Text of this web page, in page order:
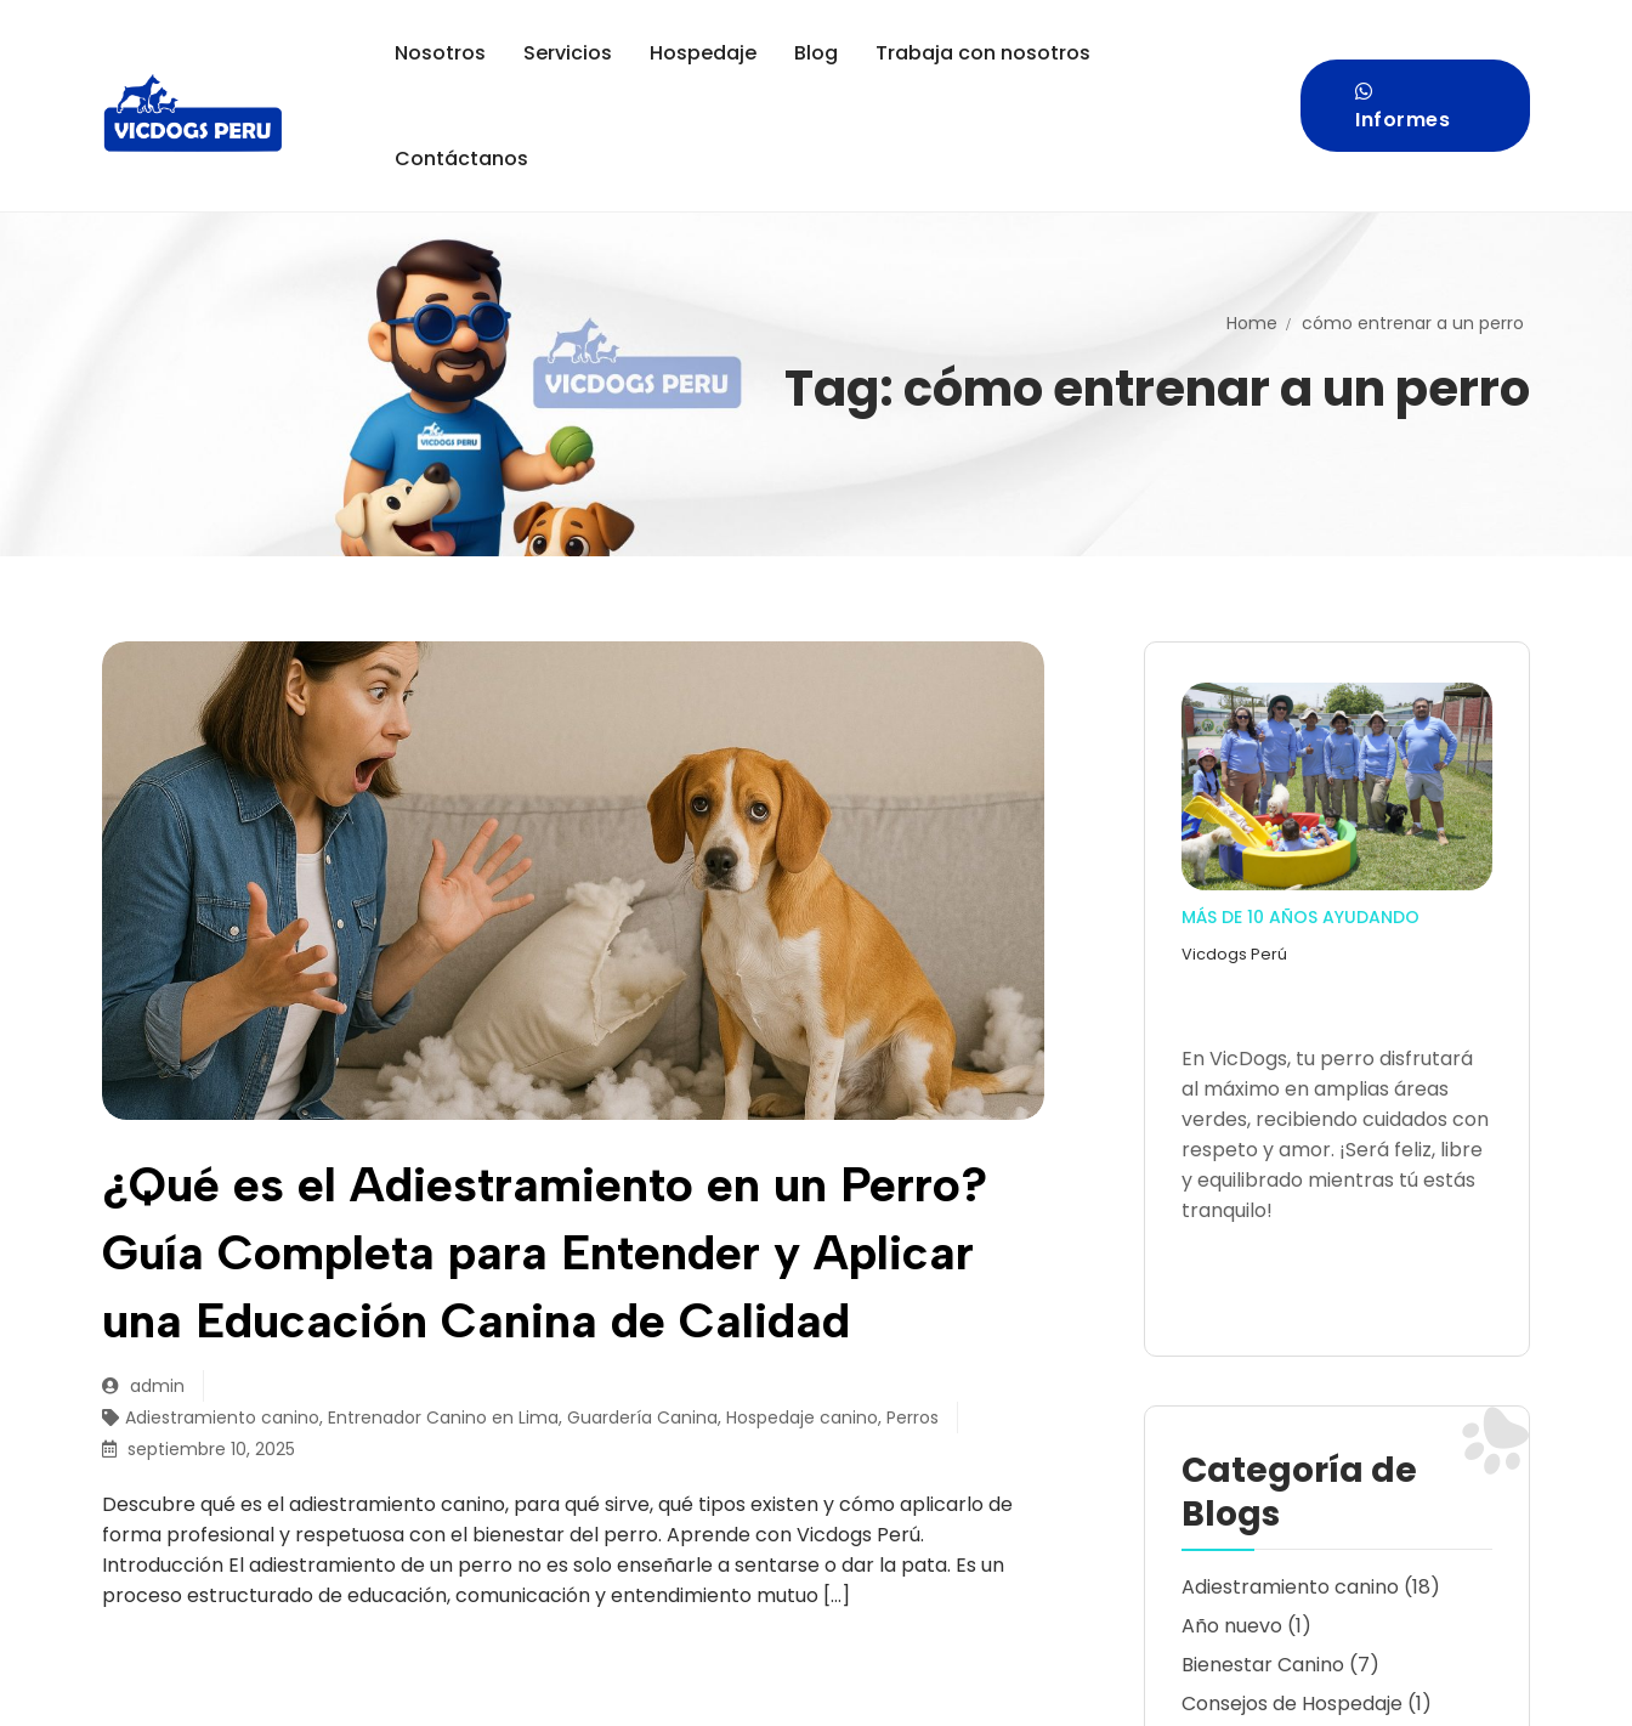
Nosotros Servicios Hospedaje Blog Trabaja con nosotros
Contáctanos
Informes
Home cómo entrenar a un perro
Tag: cómo entrenar a un perro
¿Qué es el Adiestramiento en un Perro?
Guía Completa para Entender y Aplicar
una Educación Canina de Calidad
admin
Adiestramiento canino, Entrenador Canino en Lima, Guardería Canina, Hospedaje canino, Perros
septiembre 10, 2025
Descubre qué es el adiestramiento canino, para qué sirve, qué tipos existen y cómo aplicarlo de
forma profesional y respetuosa con el bienestar del perro. Aprende con Vicdogs Perú.
Introducción El adiestramiento de un perro no es solo enseñarle a sentarse o dar la pata. Es un
proceso estructurado de educación, comunicación y entendimiento mutuo […]
MÁS DE 10 AÑOS AYUDANDO
Vicdogs Perú
En VicDogs, tu perro disfrutará
al máximo en amplias áreas
verdes, recibiendo cuidados con
respeto y amor. ¡Será feliz, libre
y equilibrado mientras tú estás
tranquilo!
Categoría de
Blogs
Adiestramiento canino (18)
Año nuevo (1)
Bienestar Canino (7)
Consejos de Hospedaje (1)